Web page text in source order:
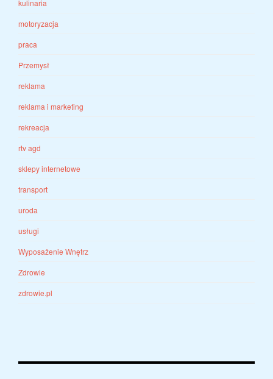
kulinaria
motoryzacja
praca
Przemysł
reklama
reklama i marketing
rekreacja
rtv agd
sklepy internetowe
transport
uroda
usługi
Wyposażenie Wnętrz
Zdrowie
zdrowie.pl